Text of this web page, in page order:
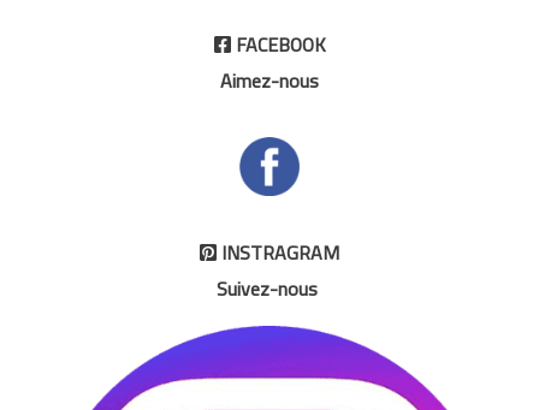
FACEBOOK
Aimez-nous
 INSTRAGRAM
Suivez-nous